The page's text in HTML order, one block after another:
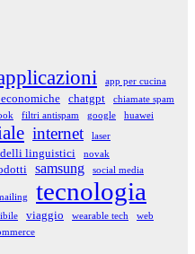
app per cucina
chatgpt chiamate spam
filtri antispam google huawei
internet
laser
linguistici
novak
samsung social media
tecnologia
viaggio wearable tech web